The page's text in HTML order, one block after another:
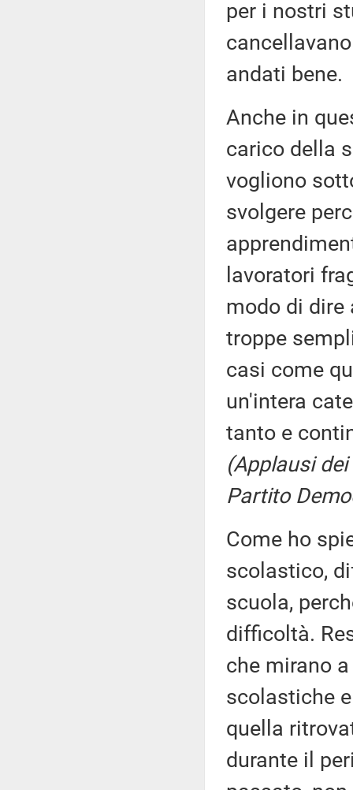
per i nostri
andati bene.
Anche in
carico della
vogliono
svolgere
lavoratori
modo di dire
troppe
casi come
un'intera
tanto e
(Applausi
Partito
Come ho
scolastico,
scuola,
difficoltà.
che mirano
scolastiche
quella
durante il